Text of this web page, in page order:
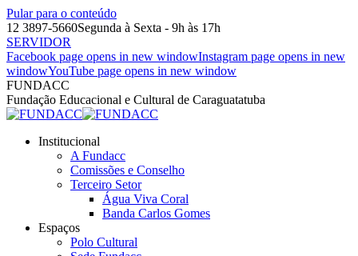
Pular para o conteúdo
12 3897-5660Segunda à Sexta - 9h às 17h
SERVIDOR
Facebook page opens in new windowInstagram page opens in new
windowYouTube page opens in new window
FUNDACC
Fundação Educacional e Cultural de Caraguatatuba
Institucional
A Fundacc
Comissões e Conselho
Terceiro Setor
Água Viva Coral
Banda Carlos Gomes
Espaços
Polo Cultural